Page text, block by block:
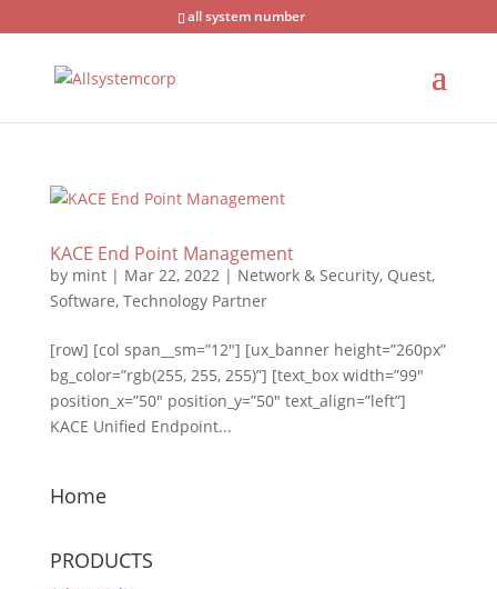
all system number
KACE End Point Management
by mint| Mar 22, 2022| Network & Security, Quest,
Software, Technology Partner
[row] [col span__sm=”12″] [ux_banner height=”260px”
bg_color=”rgb(255, 255, 255)”] [text_box width=”99″
position_x=”50″ position_y=”50″ text_align=”left”]
KACE Unified Endpoint...
Home
PRODUCTS